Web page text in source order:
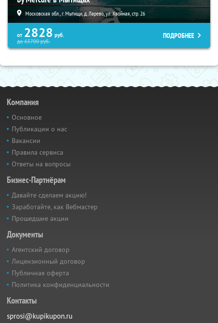
Московская обл., г. Мытищи, д. Ларево, ул. Хвойная, стр. 26
от 2828 руб.
до65700руб.
ПОДРОБНЕЕ
Компания
Основное
Публикации о нас
Вакансии
Правила сервиса
Ответы на вопросы
Бизнес-Партнёрам
Давайте сделаем акцию!
Заработайте, как Вебмастер
Прошедшие акции
Документы
Агентский договор
Лицензионный договор
Публичная оферта
Политика конфиденциальности
Контакты
sprosi@kupikupon.ru